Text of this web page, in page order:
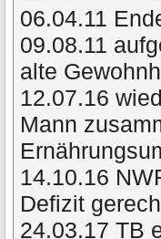
06.04.11
09.08.11
alte
12.07.16
Mann
14.10.16
Defizit
24.03.17 TB